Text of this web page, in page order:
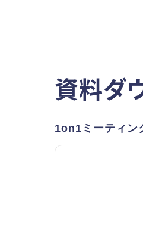
資料ダ
1on1ミーティン